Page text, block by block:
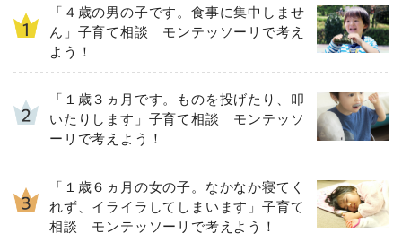
「４歳の男の子です。食事に集中しませ
ん」子育て相談 モンテッソーリで考え
よう！
「１歳３ヵ月です。ものを投げたり、叩
いたりします」子育て相談 モンテッソ
ーリで考えよう！
「１歳６ヵ月の女の子。なかなか寝てく
れず、イライラしてしまいます」子育て
相談 モンテッソーリで考えよう！